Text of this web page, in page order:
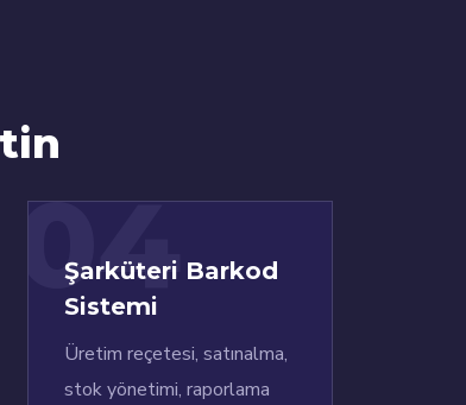
04
Şarküteri Barkod
Sistemi
Üretim reçetesi, satınalma,
stok yönetimi, raporlama